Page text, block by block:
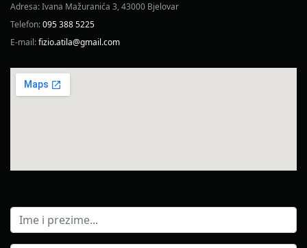
Adresa: Ivana Mažuranića 3, 43000 Bjelovar
Telefon:095 388 5225
E-mail:fizio.atila@gmail.com